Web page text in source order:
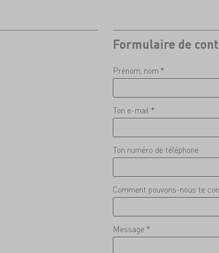
Formulaire de
Prénom, nom *
Ton e-mail *
Ton numéro de téléphone
Comment pouvons-nous te
Message *